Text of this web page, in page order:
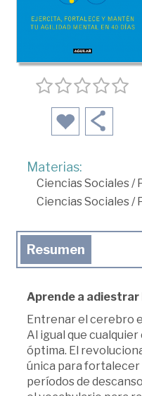
Materias:
Ciencias Sociales/
Ciencias Sociales/
Resumen
Aprende a adiestrar
Entrenar el cerebro
Al igual que
óptima. El
única para fortalecer
períodos de